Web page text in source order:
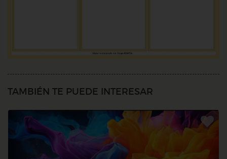
TAMBIÉN TE PUEDE INTERESAR